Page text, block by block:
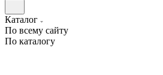
Каталог
По всему сайту
По каталогу